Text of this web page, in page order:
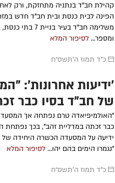
קהילת חב"ד בנתניה מתחזקת, ורק
הפינה לבית כנסת ובית חב"ד חדש
ומספר... לסיפור המלא
כ"ד תמוז ה׳תשס״ח
'ידיעות אחרונות':
של חב"ד בסין כבר
בזהב"
"האולמיפיאדה טרם נפתחה אך
כבר זכתה במדליית זהב", בכך נפתחת
ידיעה על המסעדה הכשרה היחידה של
"נגמרו הימים בהם יהו... לסיפור המלא
כ"ד תמוז ה׳תשס״ח